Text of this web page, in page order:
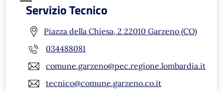
Servizio Tecnico
Piazza della Chiesa, 2 22010 Garzeno (CO)
034488081
comune.garzeno@pec.regione.lombardia.it
tecnico@comune.garzeno.co.it